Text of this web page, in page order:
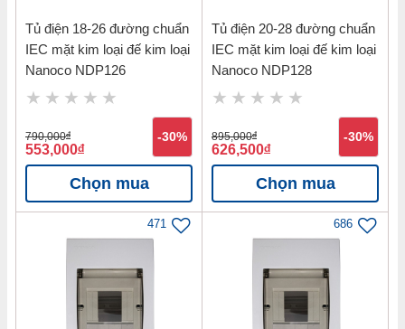
Tủ điện 18-26 đường chuẩn
IEC mặt kim loại đế kim loại
Nanoco NDP126
790,000đ
553,000đ
-30%
Chọn mua
Tủ điện 20-28 đường chuẩn
IEC mặt kim loại đế kim loại
Nanoco NDP128
895,000đ
626,500đ
-30%
Chọn mua
471 686